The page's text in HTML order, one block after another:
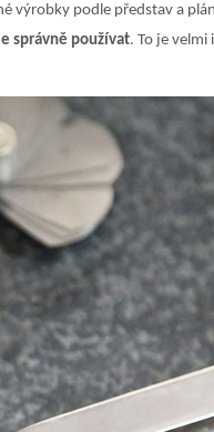
podle představ a
správně používat. To je